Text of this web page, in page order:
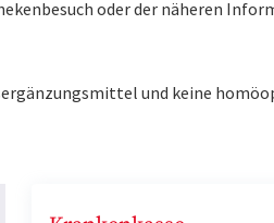
oder der näheren
und keine